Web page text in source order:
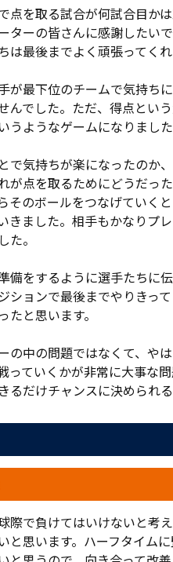
ジャは落ち着いてボールを
らせていた。雨の試合では
が手薄になったところを突
こう着した。岐阜は負傷し
を受けたフアンマが粘りな
は出しつつも、1-1のまま前
ーからチャンスを見出す。
い。アルディージャがボー
には、大前とバブンスキー
。77分には小島の縦パスか
ンマのシュートが大前に当
キーがシュート。これもGK
止められる。90分が過ぎ
ばいけない。
ムは1分を過ぎようとして
リアの角付近で中央に折り
イングバックに入っていた
進言していたという。ゴー
刺さった。劇的なゴールが
点を取る試合が何試合目か
ターの皆さんに感謝したい
は最後までよく頑張ってくれ
が最下位のチームで気持ち
んでした。ただ、得点とい
うようなゲームになりました
で気持ちが楽になったのか
が点を取るためにどうだっ
そのボールをつなげていく
きました。相手もかなりプ
た。
備をするように選手たちに
ションで最後までやりきっ
たと思います。
の中の問題ではなくて、や
っていくかが非常に大事な
るだけチャンスに決められ
際で負けてはいけないと考
と思います。ハーフタイム